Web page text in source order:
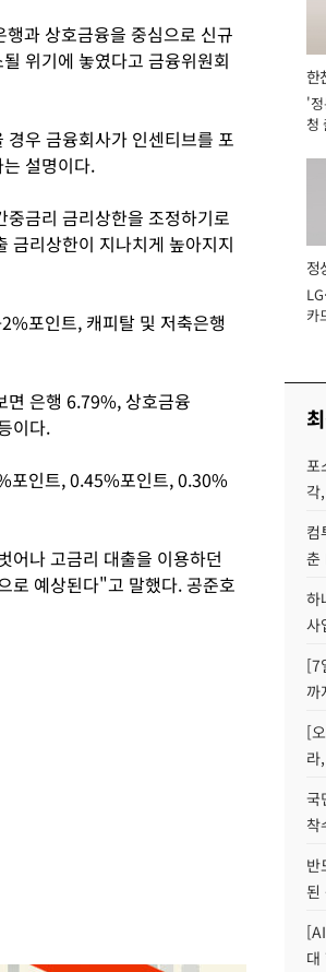
과 상호금융을 중심으로 신규
위기에 놓였다고 금융위원회
우 금융회사가 인센티브를 포
설명이다.
금리 금리상한을 조정하기로
금리상한이 지나치게 높아지지
포인트, 캐피탈 및 저축은행
면 은행 6.79%, 상호금융
이다.
포인트, 0.45%포인트, 0.30%
어나 고금리 대출을 이용하던
로 예상된다"고 말했다. 공준호
한
서
'
청
정
장
카
포
각
컴
춘
하
사
[7
까
[
라
국
착
반
된
대